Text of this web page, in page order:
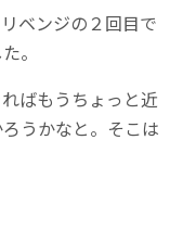
ベンジの２回目で
。
ばもうちょっと近
うかなと。そこは